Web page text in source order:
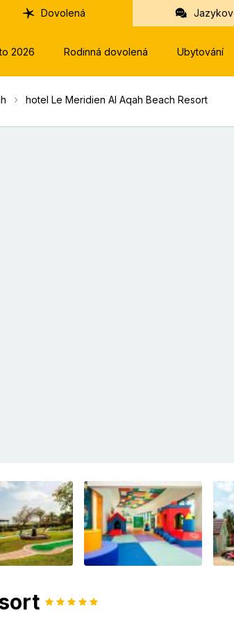
Dovolená
2026 Rodinná dovolená Ubytování
hotel Le Meridien Al Aqah Beach Resort